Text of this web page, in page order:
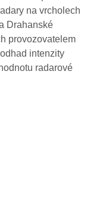
na vrcholech
Drahanské
provozovatelem
intenzity
radarové